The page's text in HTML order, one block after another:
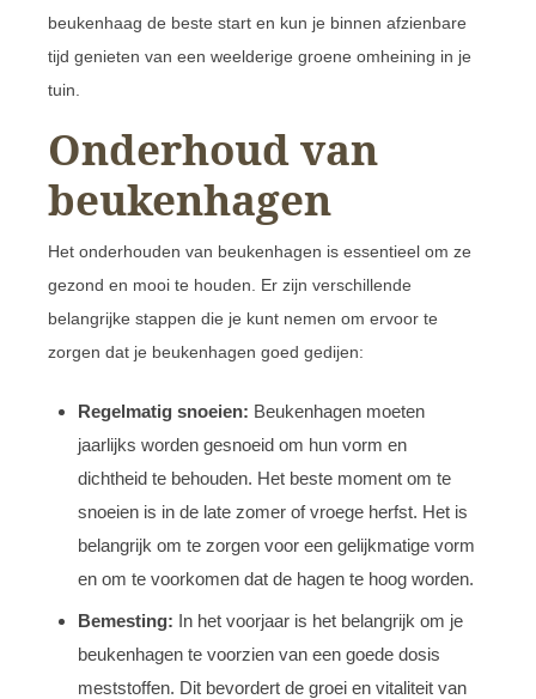
beukenhaag de beste start en kun je binnen afzienbare
tijd genieten van een weelderige groene omheining in je
tuin.
Onderhoud van
beukenhagen
Het onderhouden van beukenhagen is essentieel om ze
gezond en mooi te houden. Er zijn verschillende
belangrijke stappen die je kunt nemen om ervoor te
zorgen dat je beukenhagen goed gedijen:
Regelmatig snoeien: Beukenhagen moeten
jaarlijks worden gesnoeid om hun vorm en
dichtheid te behouden. Het beste moment om te
snoeien is in de late zomer of vroege herfst. Het is
belangrijk om te zorgen voor een gelijkmatige vorm
en om te voorkomen dat de hagen te hoog worden.
Bemesting: In het voorjaar is het belangrijk om je
beukenhagen te voorzien van een goede dosis
meststoffen. Dit bevordert de groei en vitaliteit van